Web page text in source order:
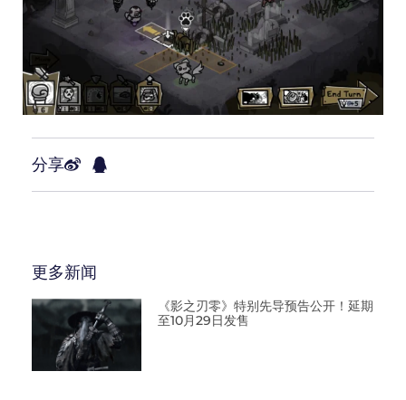
分享
更多新闻
《影之刃零》特别先导预告公开！延期
至10月29日发售